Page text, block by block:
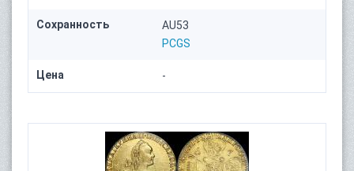
Сохранность
AU53
PCGS
Цена -